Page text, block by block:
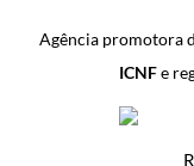
Agência promotora
ICNFe